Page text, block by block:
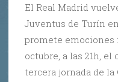
at
s
A
p
e
gr
a
m
El Real Madrid
Juventus de Turín
promete emociones
octubre, a las 21h,
tercera jornada de